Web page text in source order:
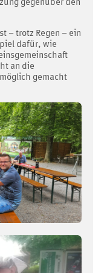
gegenüber den
– trotz Regen – ein
dafür, wie
an die
gemacht